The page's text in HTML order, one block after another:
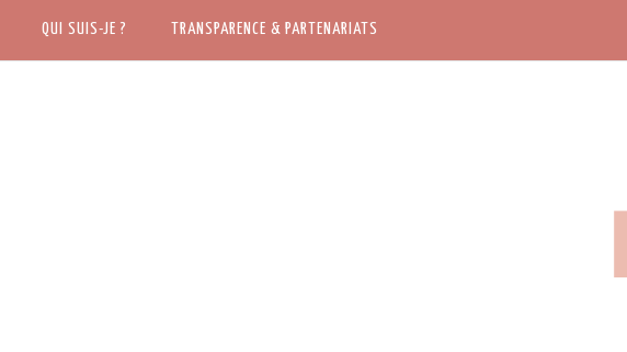
ACCUEIL QUI SUIS-JE ? TRANSPARENCE & PARTENARIATS
QUI SUIS-JE ? TRANSPARENCE & PARTENARIATS